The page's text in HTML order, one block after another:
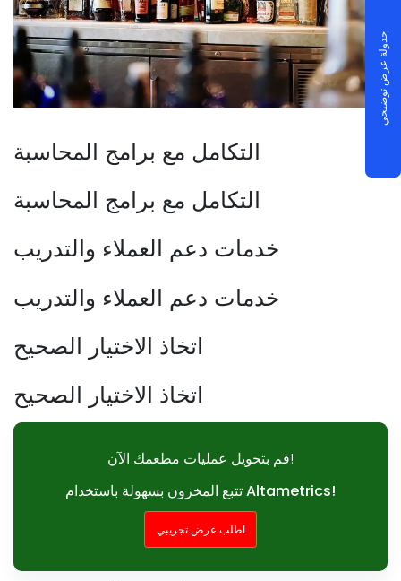
التكامل مع برامج المحاسبة
التكامل مع برامج المحاسبة
خدمات دعم العملاء والتدريب
خدمات دعم العملاء والتدريب
اتخاذ الاختيار الصحيح
اتخاذ الاختيار الصحيح
قم بتحويل عمليات مطعمك الآن!
تتبع المخزون بسهولة باستخدام Altametrics!
اطلب عرض تجريبي
جدولة عرض توضيحي